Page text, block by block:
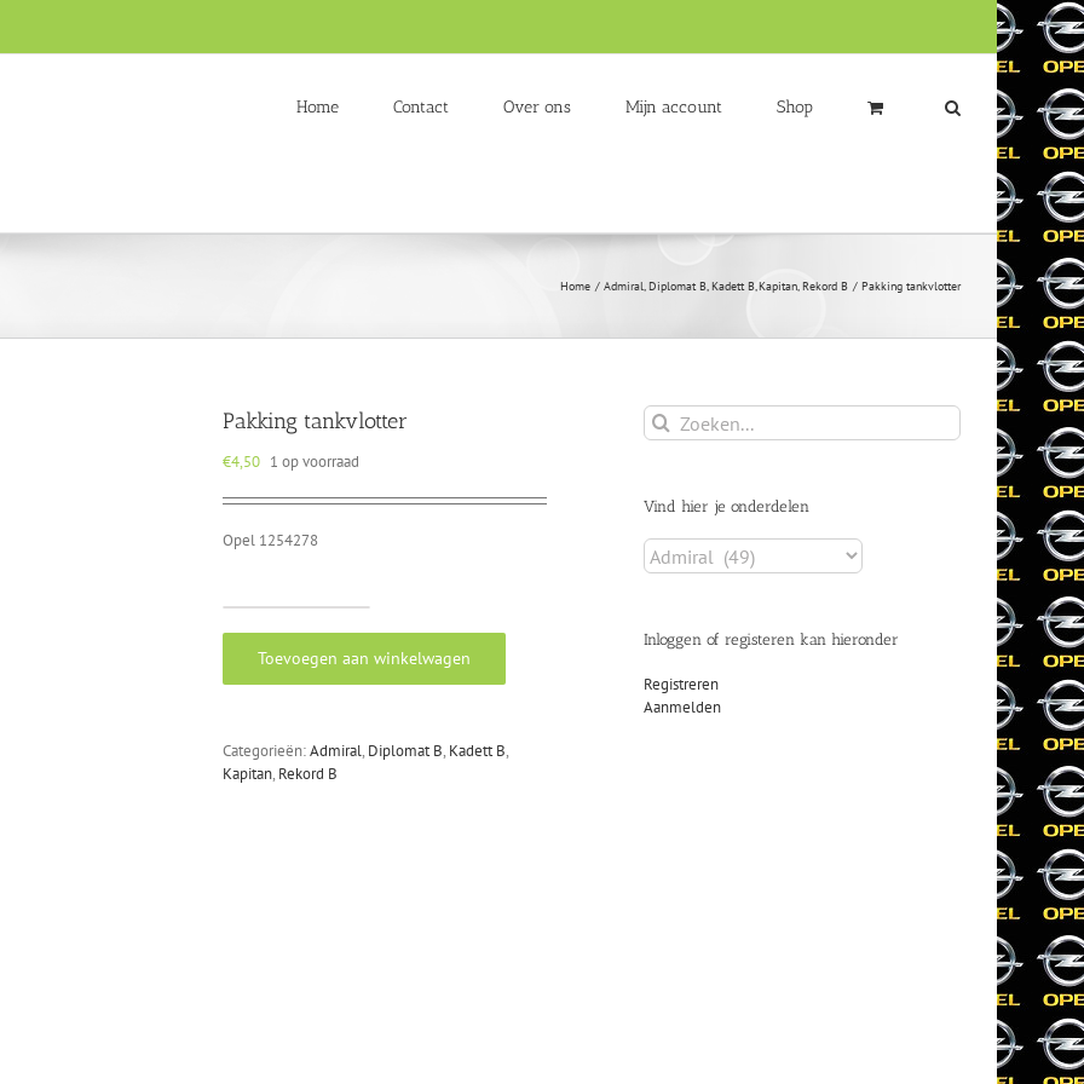
Home Contact Over ons Mijn account Shop
Home Admiral Diplomat B Kadett B Kapitan Rekord B Pakking tankvlotter
Pakking tankvlotter
€4,50 1 op voorraad
Opel 1254278
aantal
Toevoegen aan winkelwagen
Categorieën:Admiral, Diplomat B, Kadett B,
Kapitan, Rekord B
Zoeken
naar:
Vind hier je onderdelen
Inloggen of registeren kan hieronder
Registreren
Aanmelden